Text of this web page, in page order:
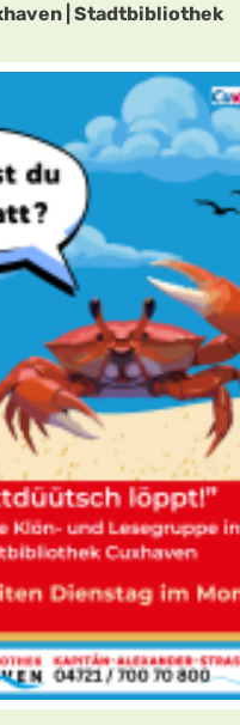
| Stadtbibliothek